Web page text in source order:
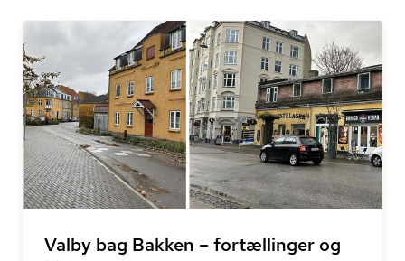
Valby bag Bakken – fortællinger og